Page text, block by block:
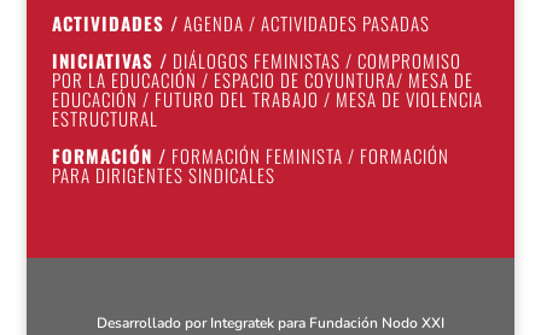
ACTIVIDADES / AGENDA / ACTIVIDADES PASADAS
INICIATIVAS / DIÁLOGOS FEMINISTAS / COMPROMISO
POR LA EDUCACIÓN / ESPACIO DE COYUNTURA/ MESA DE
EDUCACIÓN / FUTURO DEL TRABAJO / MESA DE VIOLENCIA
ESTRUCTURAL
FORMACIÓN / FORMACIÓN FEMINISTA / FORMACIÓN
PARA DIRIGENTES SINDICALES
Desarrollado porIntegratekpara Fundación Nodo XXI